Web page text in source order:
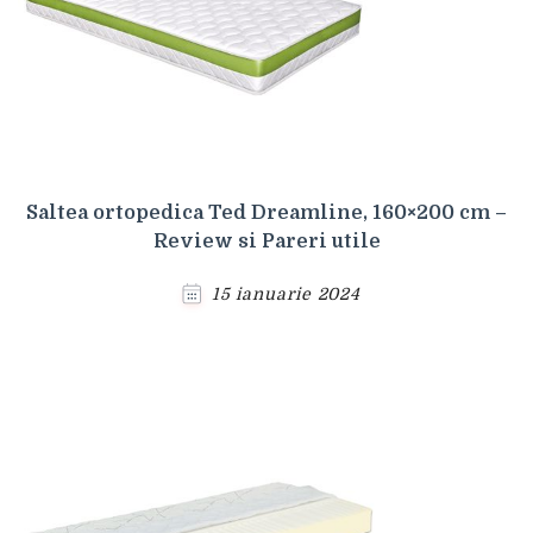
Saltea ortopedica Ted Dreamline, 160×200 cm –
Review si Pareri utile
15 ianuarie 2024